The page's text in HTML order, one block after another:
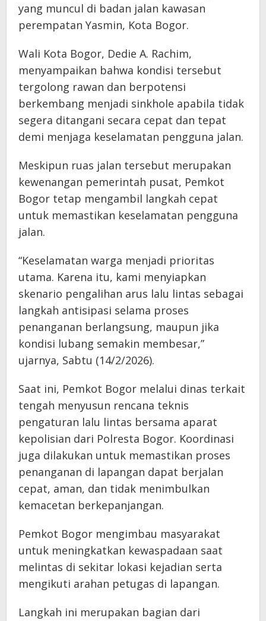
yang muncul di badan jalan kawasan
perempatan Yasmin, Kota Bogor.
Wali Kota Bogor, Dedie A. Rachim,
menyampaikan bahwa kondisi tersebut
tergolong rawan dan berpotensi
berkembang menjadi sinkhole apabila tidak
segera ditangani secara cepat dan tepat
demi menjaga keselamatan pengguna jalan.
Meskipun ruas jalan tersebut merupakan
kewenangan pemerintah pusat, Pemkot
Bogor tetap mengambil langkah cepat
untuk memastikan keselamatan pengguna
jalan.
“Keselamatan warga menjadi prioritas
utama. Karena itu, kami menyiapkan
skenario pengalihan arus lalu lintas sebagai
langkah antisipasi selama proses
penanganan berlangsung, maupun jika
kondisi lubang semakin membesar,”
ujarnya, Sabtu (14/2/2026).
Saat ini, Pemkot Bogor melalui dinas terkait
tengah menyusun rencana teknis
pengaturan lalu lintas bersama aparat
kepolisian dari Polresta Bogor. Koordinasi
juga dilakukan untuk memastikan proses
penanganan di lapangan dapat berjalan
cepat, aman, dan tidak menimbulkan
kemacetan berkepanjangan.
Pemkot Bogor mengimbau masyarakat
untuk meningkatkan kewaspadaan saat
melintas di sekitar lokasi kejadian serta
mengikuti arahan petugas di lapangan.
Langkah ini merupakan bagian dari